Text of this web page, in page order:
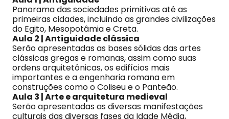
Panorama das sociedades primitivas até as
primeiras cidades, incluindo as grandes civilizações
do Egito, Mesopotâmia e Creta.
Aula 2 | Antiguidade clássica
Serão apresentadas as bases sólidas das artes
clássicas gregas e romanas, assim como suas
ordens arquitetônicas, os edifícios mais
importantes e a engenharia romana em
construções como o Coliseu e o Panteão.
Aula 3 | Arte e arquitetura medieval
Serão apresentadas as diversas manifestações
culturais das diversas fases da Idade Média,